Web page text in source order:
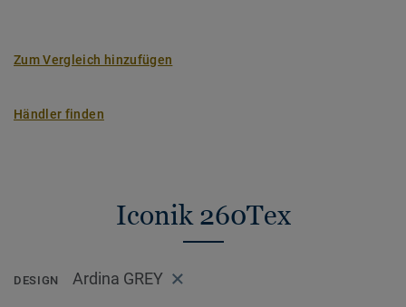
Zum Vergleich hinzufügen
Händler finden
Iconik 260Tex
DESIGN Ardina GREY